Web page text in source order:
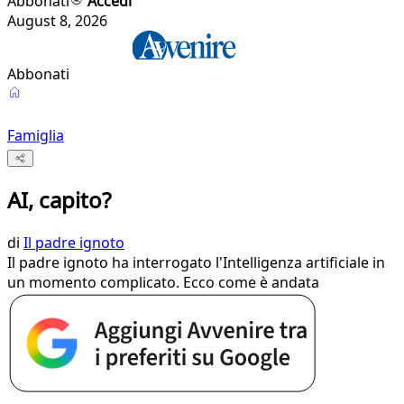
August 8, 2026
Abbonati
Famiglia
AI, capito?
di Il padre ignoto
Il padre ignoto ha interrogato l'Intelligenza artificiale in
un momento complicato. Ecco come è andata